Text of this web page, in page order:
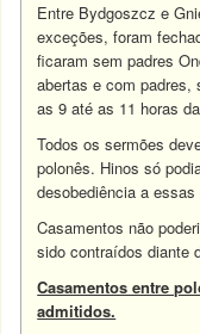
Entre Bydgoszcz e
exceções, foram
ficaram sem padres
abertas e com padres,
as 9 até as 11 horas
Todos os sermões
polonês. Hinos só
desobediência a
Casamentos não
sido contraídos diante
Casamentos entre
admitidos.